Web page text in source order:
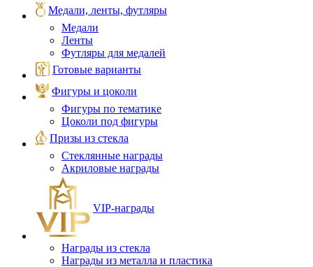
Медали, ленты, футляры
Медали
Ленты
Футляры для медалей
Готовые варианты
Фигуры и цоколи
Фигуры по тематике
Цоколи под фигуры
Призы из стекла
Стеклянные награды
Акриловые награды
VIP‑награды
Награды из стекла
Награды из металла и пластика